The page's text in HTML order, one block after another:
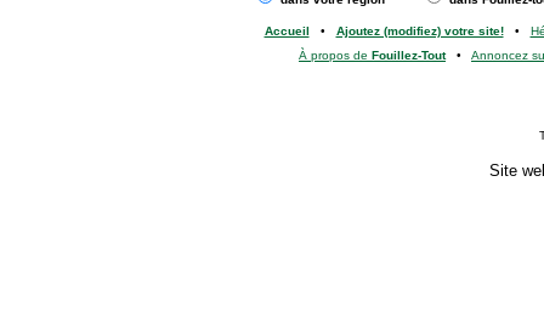
Accueil • Ajoutez (modifiez) votre site!•
À propos de Fouillez-Tout• Annoncez
Site